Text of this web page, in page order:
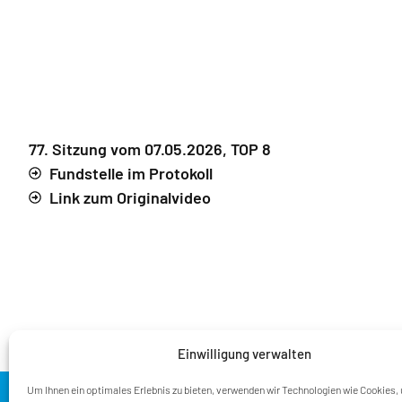
Einwilligung verwalten
Um Ihnen ein optimales Erlebnis zu bieten, verwenden wir Technologien wie Cookies,
77. Sitzung vom 07.05.2026, TOP 8
Fundstelle im Protokoll
Link zum Originalvideo